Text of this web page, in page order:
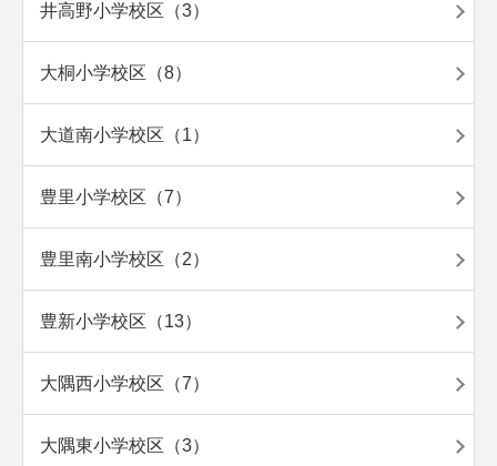
井高野小学校区（3）
大桐小学校区（8）
大道南小学校区（1）
豊里小学校区（7）
豊里南小学校区（2）
豊新小学校区（13）
大隅西小学校区（7）
大隅東小学校区（3）